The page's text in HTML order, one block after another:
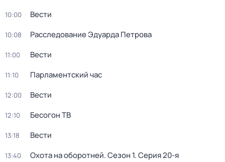
10:00 Вести
10:08 Расследование Эдуарда Петрова
11:00 Вести
11:10 Парламентский час
12:00 Вести
12:10 Бесогон ТВ
13:18 Вести
13:40 Охота на оборотней. Сезон 1. Серия 20-я